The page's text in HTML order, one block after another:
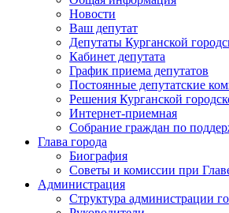
Новости
Ваш депутат
Депутаты Курганской
Кабинет депутата
График приема депутатов
Постоянные депутатские
Решения Курганской
Интернет-приемная
Собрание граждан по
Глава города
Биография
Советы и комиссии при
Администрация
Структура администрации